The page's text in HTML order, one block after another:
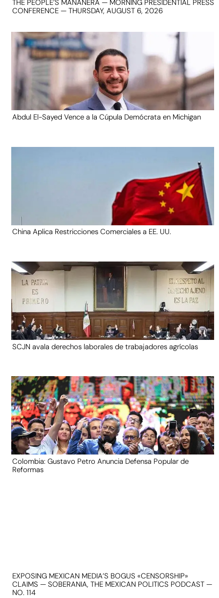
THE PEOPLE’S MAÑANERA — MORNING PRESIDENTIAL PRESS
CONFERENCE — THURSDAY, AUGUST 6, 2026
Abdul El-Sayed Vence a la Cúpula Demócrata en Michigan
China Aplica Restricciones Comerciales a EE. UU.
SCJN avala derechos laborales de trabajadores agrícolas
Colombia: Gustavo Petro Anuncia Defensa Popular de
Reformas
EXPOSING MEXICAN MEDIA’S BOGUS «CENSORSHIP»
CLAIMS — SOBERANIA, THE MEXICAN POLITICS PODCAST —
NO. 114